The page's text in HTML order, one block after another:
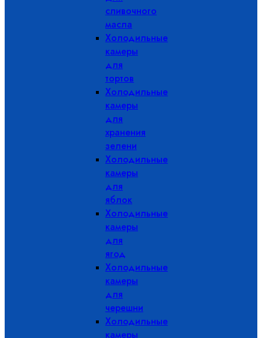
сливочного
масла
Холодильные
камеры
для
тортов
Холодильные
камеры
для
хранения
зелени
Холодильные
камеры
для
яблок
Холодильные
камеры
для
ягод
Холодильные
камеры
для
черешни
Холодильные
камеры